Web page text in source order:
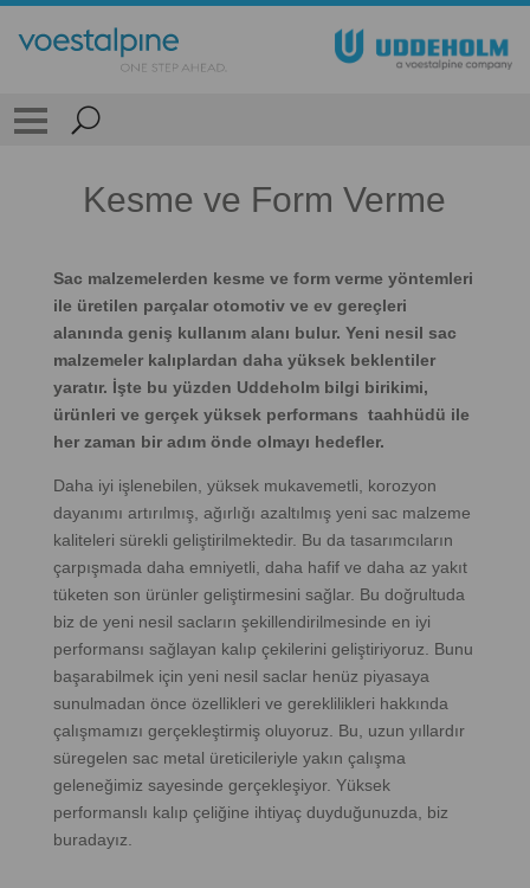
Kesme ve Form Verme
Sac malzemelerden kesme ve form verme yöntemleri
ile üretilen parçalar otomotiv ve ev gereçleri
alanında geniş kullanım alanı bulur. Yeni nesil sac
malzemeler kalıplardan daha yüksek beklentiler
yaratır. İşte bu yüzden Uddeholm bilgi birikimi,
ürünleri ve gerçek yüksek performans taahhüdü ile
her zaman bir adım önde olmayı hedefler.
Daha iyi işlenebilen, yüksek mukavemetli, korozyon
dayanımı artırılmış, ağırlığı azaltılmış yeni sac malzeme
kaliteleri sürekli geliştirilmektedir. Bu da tasarımcıların
çarpışmada daha emniyetli, daha hafif ve daha az yakıt
tüketen son ürünler geliştirmesini sağlar. Bu doğrultuda
biz de yeni nesil sacların şekillendirilmesinde en iyi
performansı sağlayan kalıp çekilerini geliştiriyoruz. Bunu
başarabilmek için yeni nesil saclar henüz piyasaya
sunulmadan önce özellikleri ve gereklilikleri hakkında
çalışmamızı gerçekleştirmiş oluyoruz. Bu, uzun yıllardır
süregelen sac metal üreticileriyle yakın çalışma
geleneğimiz sayesinde gerçekleşiyor. Yüksek
performanslı kalıp çeliğine ihtiyaç duyduğunuzda, biz
buradayız.